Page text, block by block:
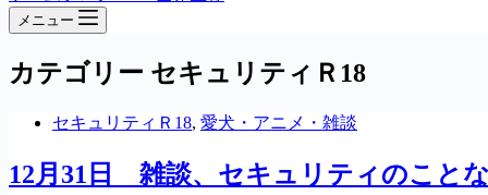
メニュー
カテゴリー セキュリティＲ18
セキュリティＲ18, 愛犬・アニメ・雑談
12月31日 雑談、セキュリティのこと